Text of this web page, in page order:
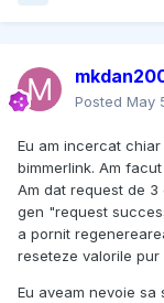
Posted May
Eu am incercat
bimmerlink. Am
Am dat request de
gen "request
a pornit
reseteze valorile pur
Eu aveam nevoie